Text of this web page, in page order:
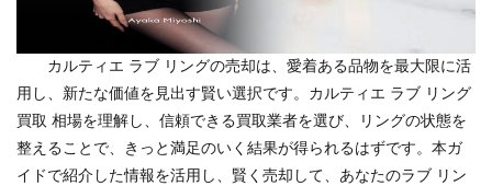
カルティエ ラブ リングの売却は、愛着ある品物を最大限に活
用し、新たな価値を見出す賢い選択です。カルティエ ラブ リング
買取 相場を理解し、信頼できる買取業者を選び、リングの状態を
整えることで、きっと満足のいく結果が得られるはずです。本ガ
イドで紹介した情報を活用し、賢く売却して、あなたのラブ リン